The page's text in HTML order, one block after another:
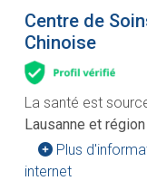
Centre de
Chinoise
La santé est
Lausanne et région
Plus
internet